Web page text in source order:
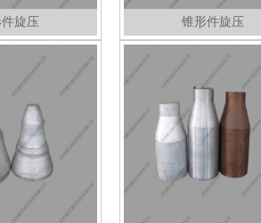
旋压 锥形件旋压